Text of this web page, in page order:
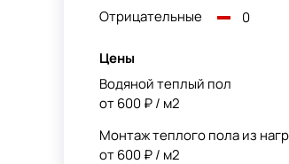
Отрицательные
0
Цены
Водяной теплый пол
от 600 ₽ / м2
Монтаж теплого пола из
от 600 ₽ / м2